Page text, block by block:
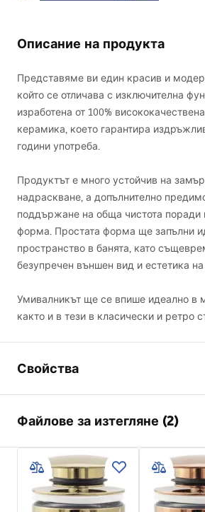
Описание на продукта
Представяме ви един красив и
който се отличава с изключителна
изработена от 100%
керамика, което гарантира
години употреба.
Продуктът е много устойчив на
надраскване, а допълнително
поддържане на обща чистота поради
форма. Простата форма ще запълни
пространство в банята, като
безупречен външен вид и естетика
Умивалникът ще се впише идеално в
както и в тези в класически и ретро
Свойства
Материал
Цвят
Бял/
завършек
Лъскав
Дължина
625mm
Файлове за изтегляне (2)
Инструкции за инсталиране
Basin.pdf